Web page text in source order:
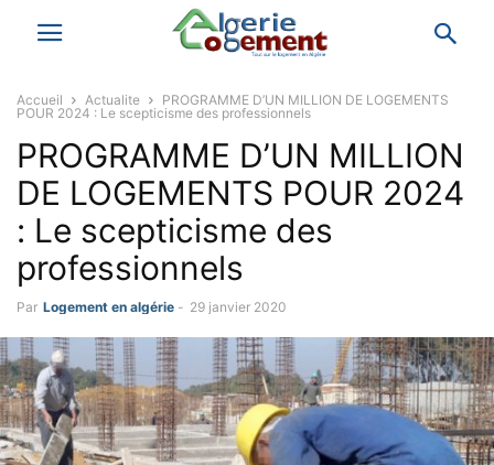
Accueil Actualite
PROGRAMME D’UN MILLION DE LOGEMENTS
POUR 2024 : Le scepticisme des professionnels
PROGRAMME D’UN MILLION
DE LOGEMENTS POUR 2024
: Le scepticisme des
professionnels
Par Logement en algérie - 29 janvier 2020